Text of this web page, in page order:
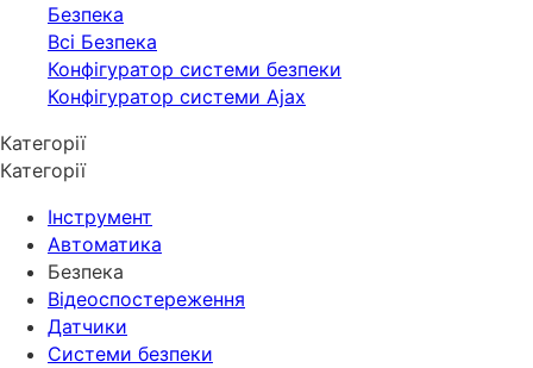
Безпека
Всі Безпека
Конфігуратор системи безпеки
Конфігуратор системи Ajax
Категорії
Категорії
Інструмент
Автоматика
Безпека
Відеоспостереження
Датчики
Системи безпеки